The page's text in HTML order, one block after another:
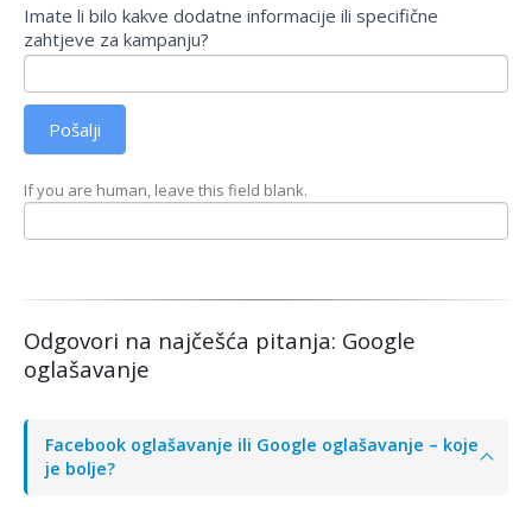
Imate li bilo kakve dodatne informacije ili specifične
zahtjeve za kampanju?
Pošalji
If you are human, leave this field blank.
Odgovori na najčešća pitanja: Google
oglašavanje
Facebook oglašavanje ili Google oglašavanje – koje
je bolje?